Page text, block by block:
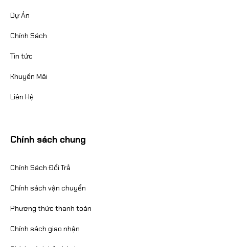
Dự Án
Chính Sách
Tin tức
Khuyến Mãi
Liên Hệ
Chính sách chung
Chính Sách Đổi Trả
Chính sách vận chuyển
Phương thức thanh toán
Chính sách giao nhận